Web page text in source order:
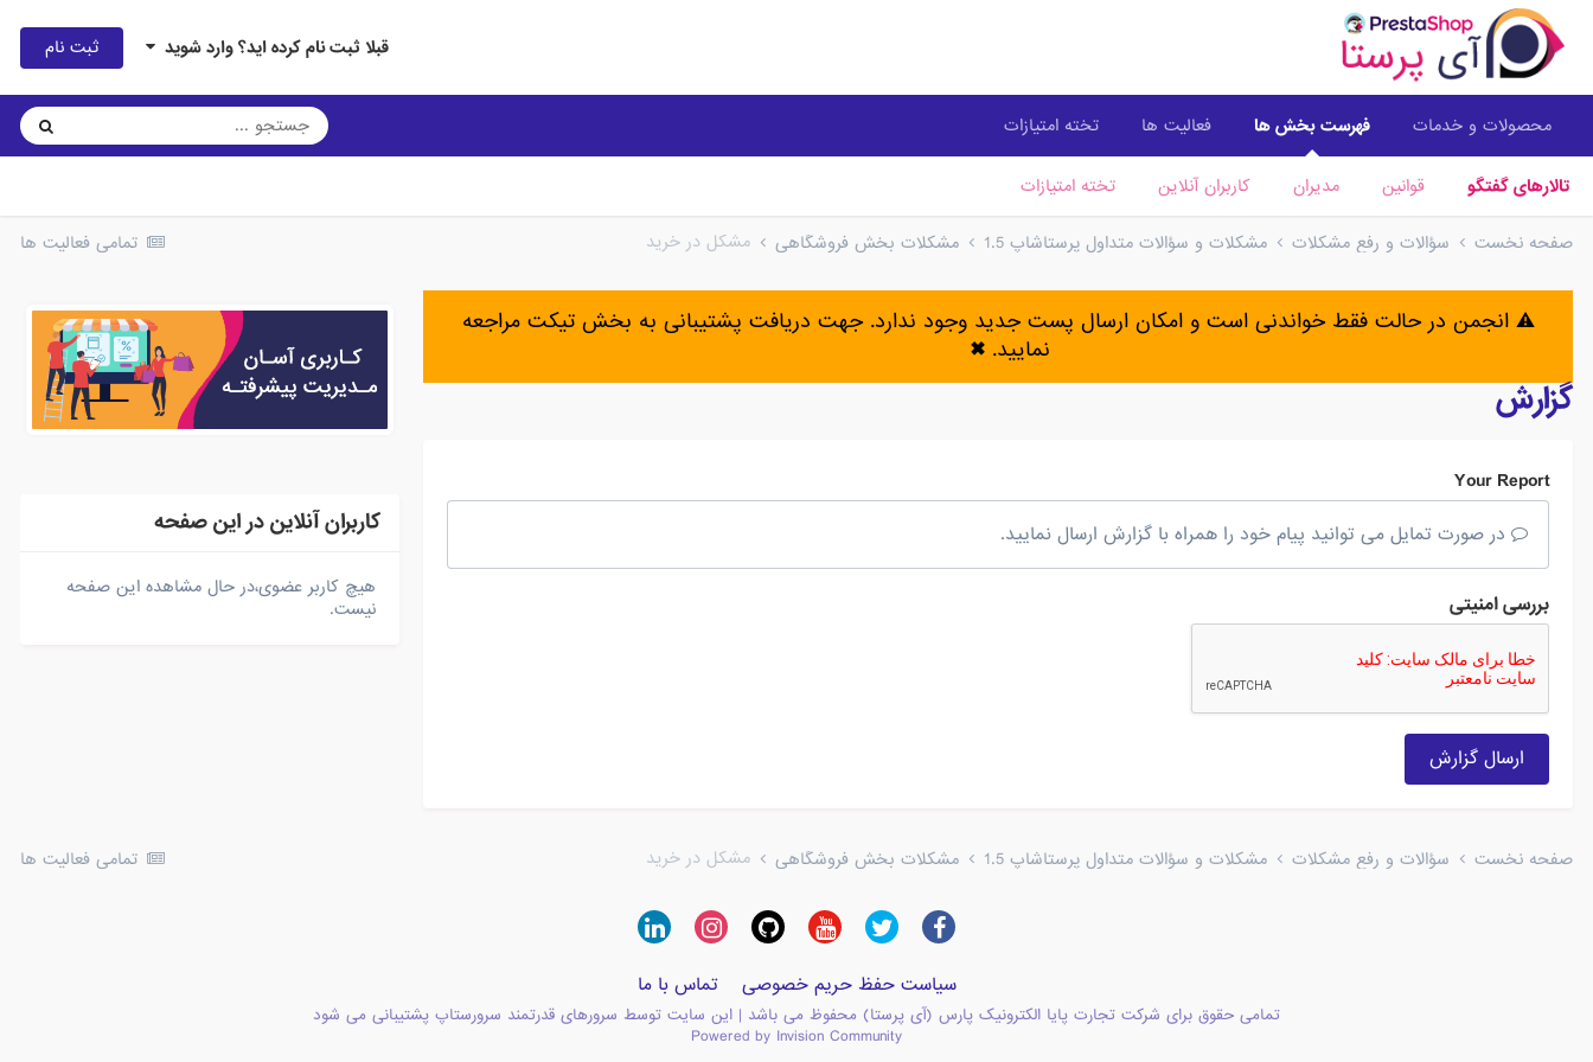
قبلا ثبت نام کرده اید؟ وارد شوید ثبت نام
محصولات و خدمات فهرست بخش ها
تالارهای گفتگو قوانین مدیران کاربران آنلاین تخته امتیازات
فعالیت ها تخته امتیازات
تمامی فعالیت ها صفحه نخست سؤالات و رفع مشکلات مشکلات و سؤالات متداول پرستاشاپ 1.5 مشکلات بخش فروشگاهی مشکل در خرید
⚠️ انجمن در حالت فقط خواندنی است و امکان ارسال پست جدید وجود ندارد. جهت دریافت پشتیبانی به بخش تیکت مراجعه
نمایید. ✖
گزارش
Your Report
در صورت تمایل می توانید پیام خود را همراه با گزارش ارسال نمایید.
بررسی امنیتی
ارسال گزارش
کاربران آنلاین در این صفحه
هیچ کاربر عضوی،در حال مشاهده این صفحه
نیست.
تمامی فعالیت ها صفحه نخست سؤالات و رفع مشکلات مشکلات و سؤالات متداول پرستاشاپ 1.5 مشکلات بخش فروشگاهی مشکل در خرید
سیاست حفظ حریم خصوصی تماس با ما
تمامی حقوق برای شرکت تجارت پایا الکترونیک پارس (آی پرستا) محفوظ می باشد | این سایت توسط سرورهای قدرتمند سرورستاپ پشتیبانی می شود
Powered by Invision Community